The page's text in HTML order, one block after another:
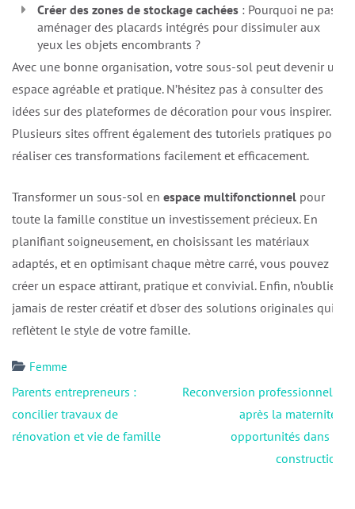
Créer des zones de stockage cachées : Pourquoi ne pas
aménager des placards intégrés pour dissimuler aux
yeux les objets encombrants ?
Avec une bonne organisation, votre sous-sol peut devenir un
espace agréable et pratique. N’hésitez pas à consulter des
idées sur des plateformes de décoration pour vous inspirer.
Plusieurs sites offrent également des tutoriels pratiques pour
réaliser ces transformations facilement et efficacement.
Transformer un sous-sol en espace multifonctionnel pour
toute la famille constitue un investissement précieux. En
planifiant soigneusement, en choisissant les matériaux
adaptés, et en optimisant chaque mètre carré, vous pouvez
créer un espace attirant, pratique et convivial. Enfin, n’oubliez
jamais de rester créatif et d’oser des solutions originales qui
reflètent le style de votre famille.
Femme
Navigation
de
l’article
Parents entrepreneurs :
concilier travaux de
rénovation et vie de famille
Reconversion professionnelle
après la maternité :
opportunités dans la
construction